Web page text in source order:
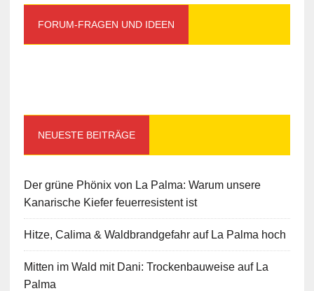
FORUM-FRAGEN UND IDEEN
NEUESTE BEITRÄGE
Der grüne Phönix von La Palma: Warum unsere
Kanarische Kiefer feuerresistent ist
Hitze, Calima & Waldbrandgefahr auf La Palma hoch
Mitten im Wald mit Dani: Trockenbauweise auf La
Palma